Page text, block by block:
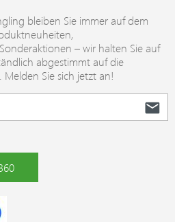
bleiben Sie immer auf dem
– wir halten Sie auf
abgestimmt auf die
Melden Sie sich jetzt an!